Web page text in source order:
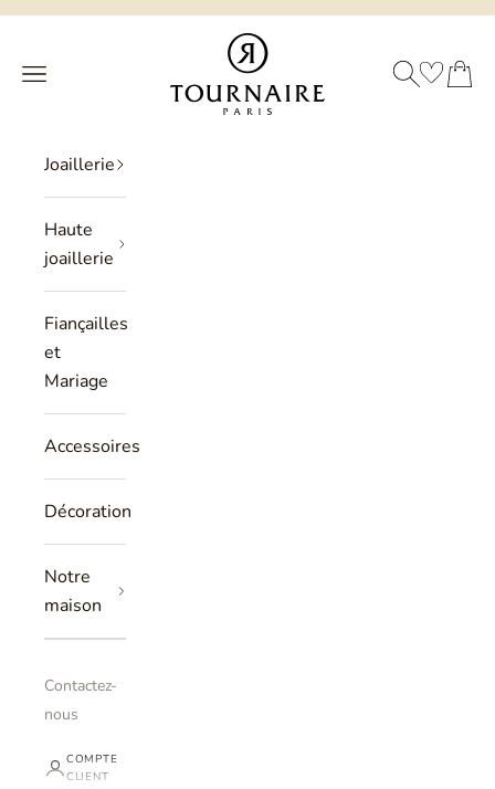
Passer au contenu
Philippe Tournaire
Menu
RECHERCHEPANIER
Joaillerie
Haute
joaillerie
Fiançailles
et
Mariage
Accessoires
Décoration
Notre
maison
Contactez-
nous
COMPTE
CLIENT